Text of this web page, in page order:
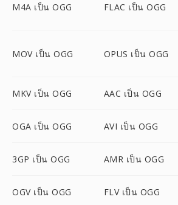
M4A เป็น OGG FLAC เป็น OGG
MOV เป็น OGG OPUS เป็น OGG
MKV เป็น OGG AAC เป็น OGG
OGA เป็น OGG AVI เป็น OGG
3GP เป็น OGG AMR เป็น OGG
OGV เป็น OGG FLV เป็น OGG